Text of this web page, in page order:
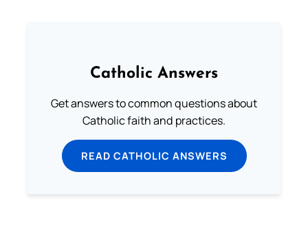
Catholic Answers
Get answers to common questions about
Catholic faith and practices.
READ CATHOLIC ANSWERS